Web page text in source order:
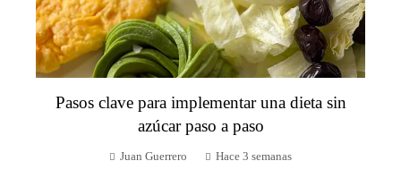
Pasos clave para implementar una dieta sin
azúcar paso a paso
Juan Guerrero Hace 3 semanas